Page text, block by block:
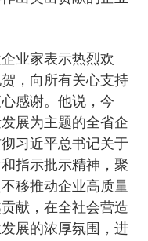
业家表示热烈欢
，向所有关心支持
感谢。他说，今
展为主题的全省企
习近平总书记关于
指示批示精神，聚
移推动企业高质量
献，在全社会营造
展的浓厚氛围，进